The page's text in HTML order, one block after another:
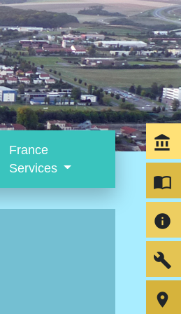
France
Services
account_balance
import_contacts
info
build
room